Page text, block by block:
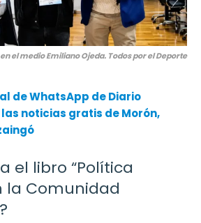
el medio Emiliano Ojeda. Todos por el Deporte
de WhatsApp de Diario
noticias gratis de Morón,
el libro “Política
la Comunidad